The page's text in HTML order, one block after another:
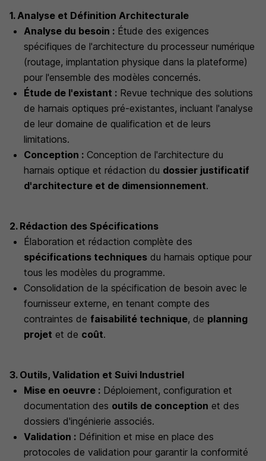
1. Analyse et Définition Architecturale
Analyse du besoin : Étude des exigences
spécifiques de l'architecture du processeur numérique
(routage, implantation physique dans la plateforme)
pour l'ensemble des modèles concernés.
Étude de l'existant : Revue technique des solutions
de harnais optiques pré-existantes, incluant l'analyse
de leur domaine de qualification et de leurs
limitations.
Conception : Conception de l'architecture du
harnais optique et rédaction du dossier justificatif
d'architecture et de dimensionnement.
2. Rédaction des Spécifications
Élaboration et rédaction complète des
spécifications techniques du harnais optique pour
tous les modèles du programme.
Consolidation de la spécification de besoin avec le
fournisseur externe, en tenant compte des
contraintes de faisabilité technique, de planning
projet et de coût.
3. Outils, Validation et Suivi Industriel
Mise en oeuvre : Déploiement, configuration et
documentation des outils de conception et des
dossiers d'ingénierie associés.
Validation : Définition et mise en place des
protocoles de validation pour garantir la conformité